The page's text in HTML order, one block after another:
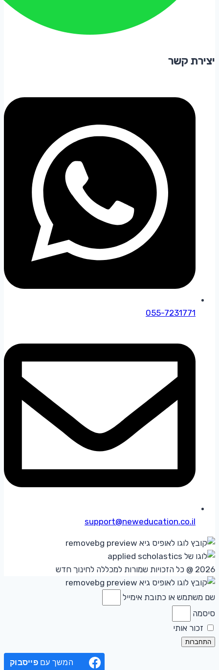
יצירת קשר
055-7231771
support@neweducation.co.il
2026 @ כל הזכויות שמורות למכללה לחינוך חדש
שם משתמש או כתובת אימייל
סיסמה
זכור אותי
התחברות
המשך עםפייסבוק